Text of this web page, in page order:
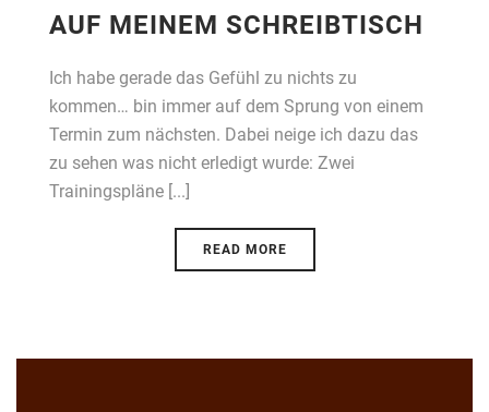
AUF MEINEM SCHREIBTISCH
Ich habe gerade das Gefühl zu nichts zu
kommen… bin immer auf dem Sprung von einem
Termin zum nächsten. Dabei neige ich dazu das
zu sehen was nicht erledigt wurde: Zwei
Trainingspläne [...]
READ MORE